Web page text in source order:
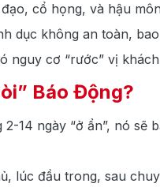
cổ họng, và hậu
không an toàn, bao
nguy cơ “rước” vị
Báo Động?
14 ngày “ở ẩn”, nó sẽ
lúc đầu trong, sau